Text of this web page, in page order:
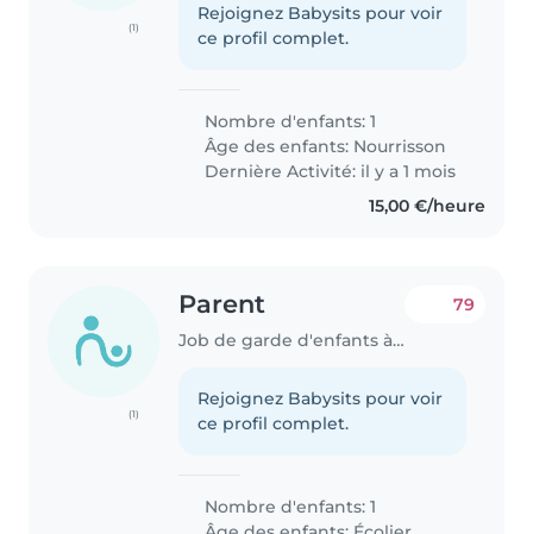
(1)
Rejoignez Babysits pour voir
ce profil complet.
Nombre d'enfants: 1
Âge des enfants: Nourrisson
Dernière Activité: il y a 1 mois
15,00 €/heure
(1)
Parent
Job de garde d'enfants à Ettelbruck
79
Rejoignez Babysits pour voir
ce profil complet.
Nombre d'enfants: 1